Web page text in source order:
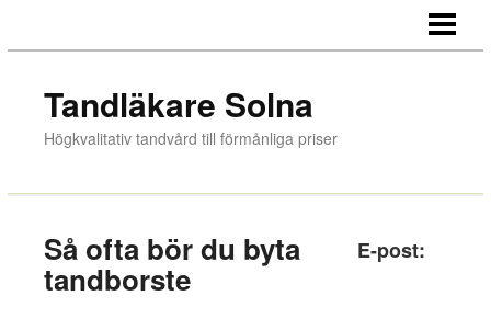
BEHANDLINGAR
BOKA TID/KONTAKT
AKUT TANDVÅRD
Tandläkare Solna
Högkvalitativ tandvård till förmånliga priser
Så ofta bör du byta
tandborste
E-post: